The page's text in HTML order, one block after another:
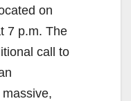
on
7 p.m. The
call to